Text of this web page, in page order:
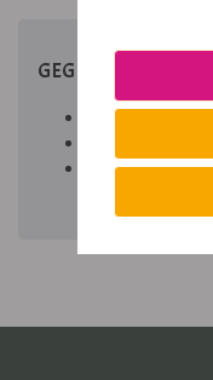
GEGEVENS
Auteur artikel:
Datum
Download: